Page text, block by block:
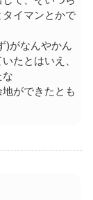
イマンとかで
)がなんやかん
たとはいえ、
な
ができたとも